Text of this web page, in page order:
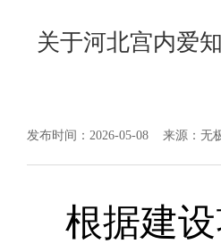
关于河北宫内爱
发布时间：2026-05-08 来源：无
根据建